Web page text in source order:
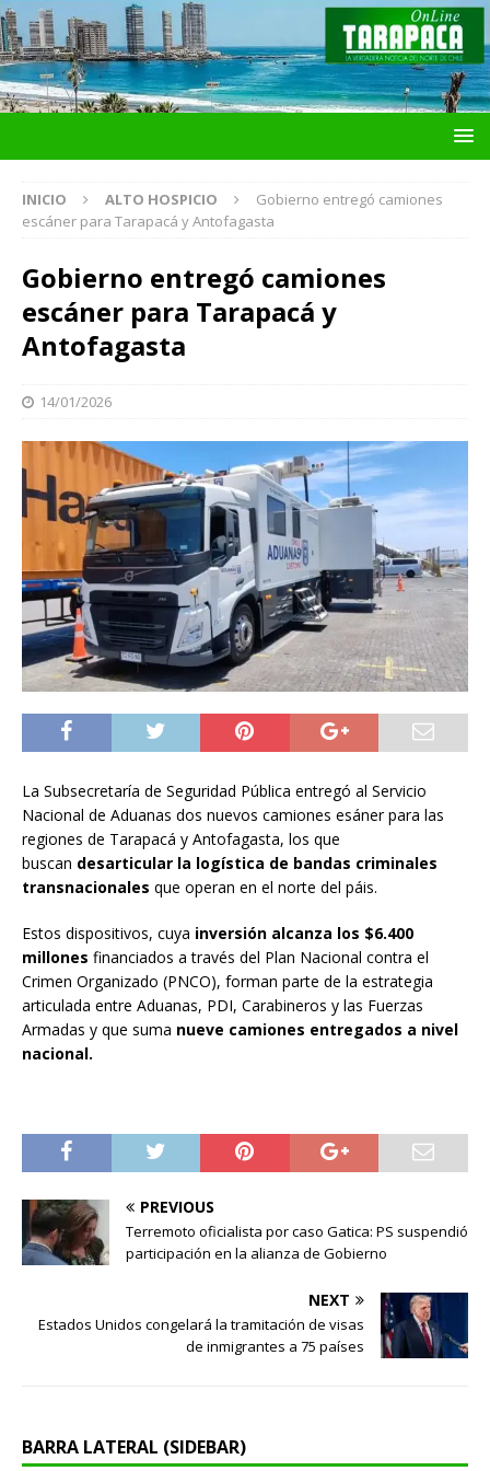
INICIO ALTO HOSPICIO
Gobierno entregó camiones
escáner para Tarapacá y Antofagasta
Gobierno entregó camiones
escáner para Tarapacá y
Antofagasta
14/01/2026
La Subsecretaría de Seguridad Pública entregó al Servicio
Nacional de Aduanas dos nuevos camiones esáner para las
regiones de Tarapacá y Antofagasta, los que
buscan desarticular la logística de bandas criminales
transnacionales que operan en el norte del páis.
Estos dispositivos, cuya inversión alcanza los $6.400
millones financiados a través del Plan Nacional contra el
Crimen Organizado (PNCO), forman parte de la estrategia
articulada entre Aduanas, PDI, Carabineros y las Fuerzas
Armadas y que suma nueve camiones entregados a nivel
nacional.
PREVIOUS
Terremoto oficialista por caso Gatica: PS suspendió
participación en la alianza de Gobierno
NEXT
Estados Unidos congelará la tramitación de visas
de inmigrantes a 75 países
BARRA LATERAL (SIDEBAR)